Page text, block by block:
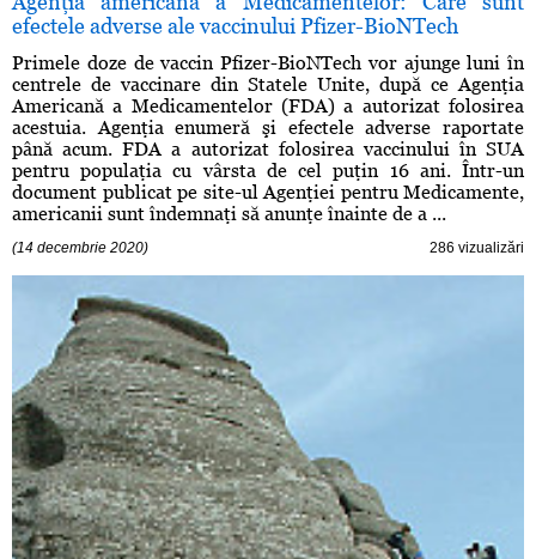
efectele adverse ale vaccinului Pfizer-BioNTech
Primele doze de vaccin Pfizer-BioNTech vor ajunge luni în
centrele de vaccinare din Statele Unite, după ce Agenţia
Americană a Medicamentelor (FDA) a autorizat folosirea
acestuia. Agenţia enumeră şi efectele adverse raportate
până acum. FDA a autorizat folosirea vaccinului în SUA
pentru populaţia cu vârsta de cel puţin 16 ani. Într-un
document publicat pe site-ul Agenţiei pentru Medicamente,
americanii sunt îndemnaţi să anunţe înainte de a ...
(14 decembrie 2020) 286 vizualizări